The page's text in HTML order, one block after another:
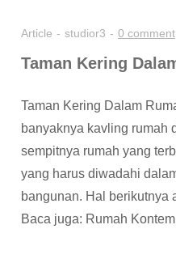
Article studior3 0 comment
Taman Kering
Taman Kering Dalam
banyaknya kavling rumah
sempitnya rumah yang
yang harus diwadahi
bangunan. Hal berikutnya
Baca juga: Rumah